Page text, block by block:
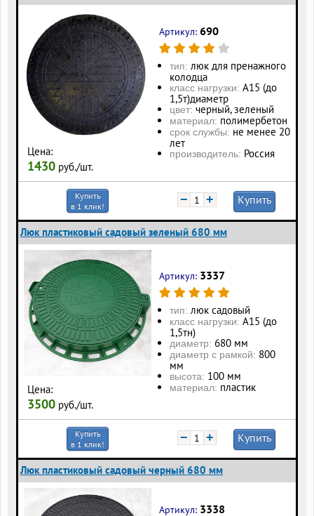
Цена:
1430 руб./шт.
Артикул: 690
тип: люк для пренажного
колодца
класс нагрузки: А15 (до
1,5т)диаметр
цвет: черный, зеленый
материал: полимербетон
срок службы: не менее 20
лет
производитель: Россия
Купить
в 1 клик!
− + Купить
Люк пластиковый садовый зеленый 680 мм
Цена:
3500 руб./шт.
Артикул: 3337
тип: люк садовый
класс нагрузки: А15 (до
1,5тн)
диаметр: 680 мм
диаметр с рамкой: 800
мм
высота: 100 мм
материал: пластик
Купить
в 1 клик!
− + Купить
Люк пластиковый садовый черный 680 мм
Артикул: 3338